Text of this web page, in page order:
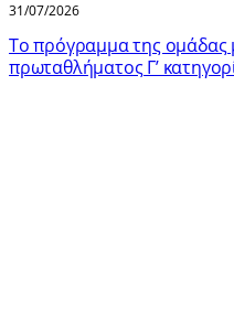
31/07/2026
Τo πρόγραμμα της ομάδας
πρωταθλήματος Γ’